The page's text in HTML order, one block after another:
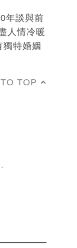
年談與前
人情冷暖
特婚姻
TOP